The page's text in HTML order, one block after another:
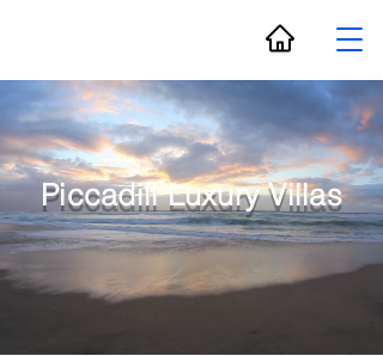
Piccadill Luxury Villas